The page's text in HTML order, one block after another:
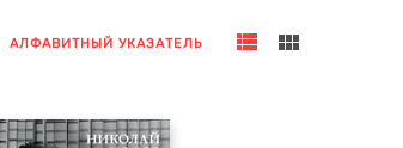
АЛФАВИТНЫЙ УКАЗАТЕЛЬ